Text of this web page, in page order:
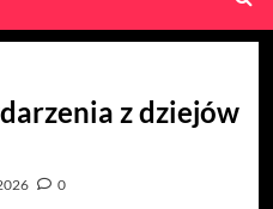
z dziejów
0